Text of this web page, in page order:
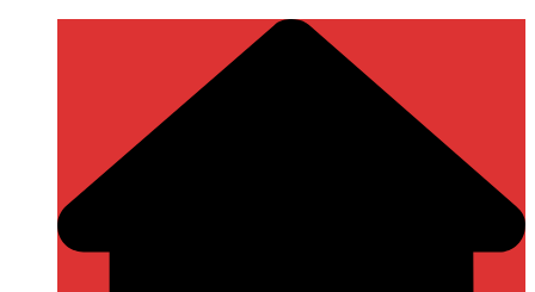
Deutsch Spanische Freundschaft